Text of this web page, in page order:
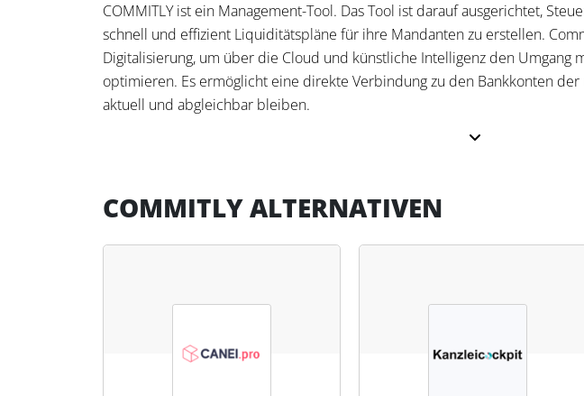
COMMITLY ist ein Management-Tool. Das Tool ist darauf ausgerichtet,
schnell und effizient Liquiditätspläne für ihre Mandanten zu erstellen.
Digitalisierung, um über die Cloud und künstliche Intelligenz den Umgang
optimieren. Es ermöglicht eine direkte Verbindung zu den Bankkonten
aktuell und abgleichbar bleiben.
können in Echtzeit während Online-Beratungsterminen durchgeführt
ermöglicht die Erstellung verschiedener Szenarien, die den Mandanten
Einführung von Standards zur gruppenweiten Liquiditätsplanung. Für
Beratungsqualität und -effizienz verbessert.
COMMITLY ALTERNATIVEN